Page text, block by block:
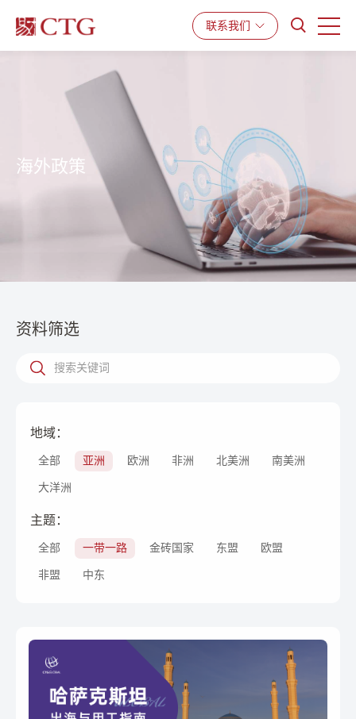
解决方案 资源中心
联系我们
海外政策
资料筛选
地域：
全部 亚洲 欧洲 非洲 北美洲 南美洲
大洋洲
主题：
全部 一带一路 金砖国家 东盟 欧盟
非盟 中东